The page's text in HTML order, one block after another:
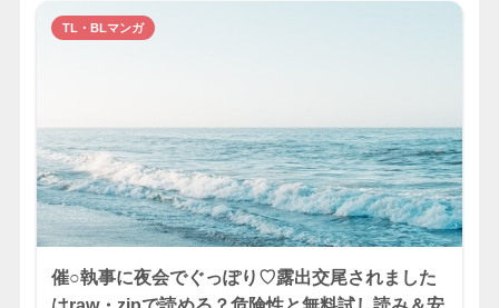
催○執事に夜会でぐっぽり♡露出交尾されました
TL・BLマンガ